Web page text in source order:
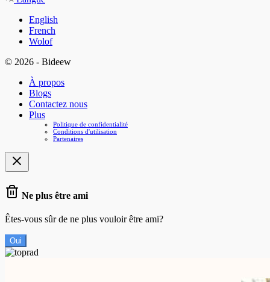
English
French
Wolof
© 2026 - Bideew
À propos
Blogs
Contactez nous
Plus
Politique de confidentialité
Conditions d'utilisation
Partenaires
Ne plus être ami
Êtes-vous sûr de ne plus vouloir être ami?
Oui